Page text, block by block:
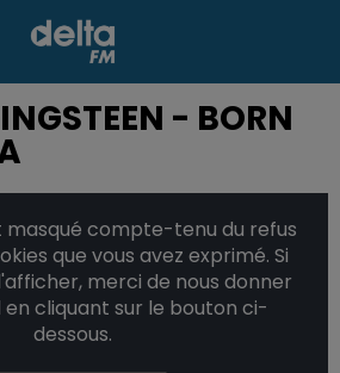
- BORN
compte-tenu du refus
que vous avez exprimé. Si
merci de nous donner
cliquant sur le bouton ci-
dessous.